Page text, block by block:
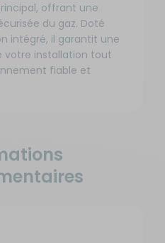
offrant une
du gaz. Doté
intégré, il garantit une
installation tout
fiable et